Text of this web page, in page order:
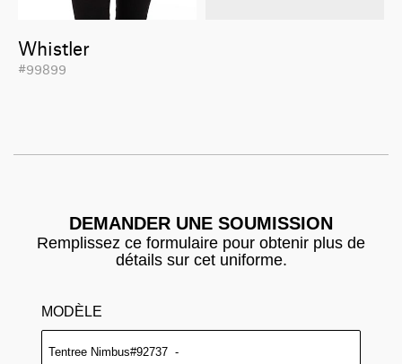
Whistler
#99899
DEMANDER UNE SOUMISSION
Remplissez ce formulaire pour obtenir plus de
détails sur cet uniforme.
MODÈLE